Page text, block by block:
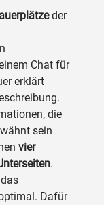
der
Chat für
erklärt
die
sein
vier
.
Dafür